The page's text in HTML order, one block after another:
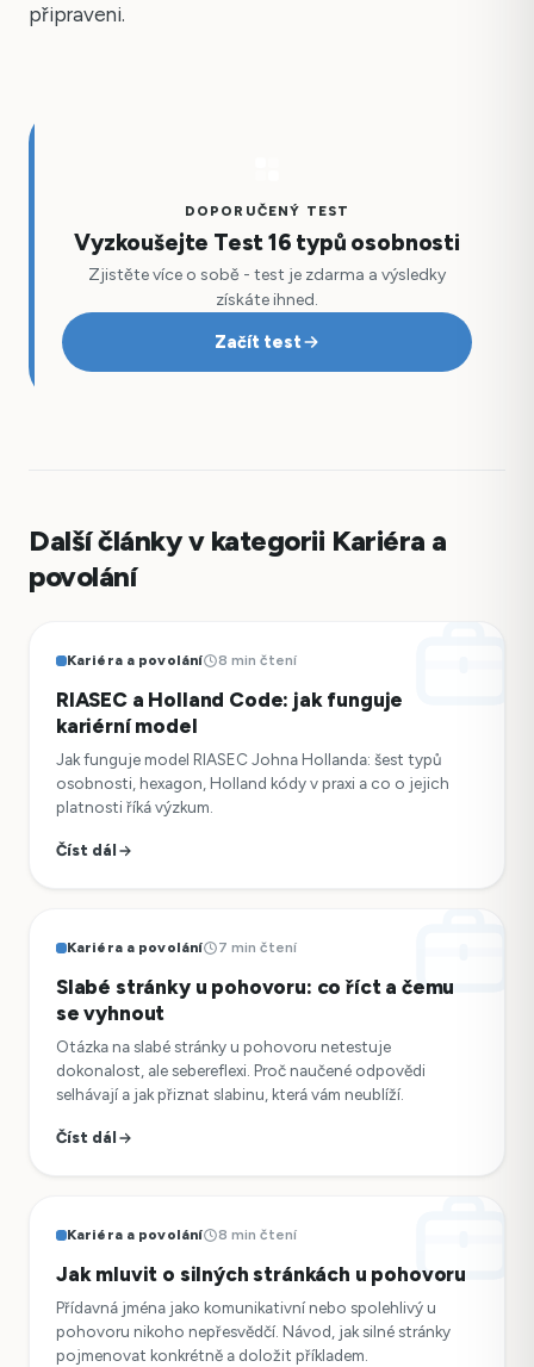
připraveni.
DOPORUČENÝ TEST
Vyzkoušejte Test 16 typů osobnosti
Zjistěte více o sobě - test je zdarma a výsledky
získáte ihned.
Začít test
Další články v kategorii Kariéra a
povolání
Kariéra a povolání 8 min čtení
RIASEC a Holland Code: jak funguje
kariérní model
Jak funguje model RIASEC Johna Hollanda: šest typů
osobnosti, hexagon, Holland kódy v praxi a co o jejich
platnosti říká výzkum.
Číst dál
Kariéra a povolání 7 min čtení
Slabé stránky u pohovoru: co říct a čemu
se vyhnout
Otázka na slabé stránky u pohovoru netestuje
dokonalost, ale sebereflexi. Proč naučené odpovědi
selhávají a jak přiznat slabinu, která vám neublíží.
Číst dál
Kariéra a povolání 8 min čtení
Jak mluvit o silných stránkách u pohovoru
Přídavná jména jako komunikativní nebo spolehlivý u
pohovoru nikoho nepřesvědčí. Návod, jak silné stránky
pojmenovat konkrétně a doložit příkladem.